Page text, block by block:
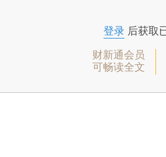
登录后获取
财新通会员
可畅读全文